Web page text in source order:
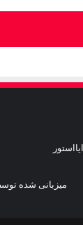
میزبانی شده